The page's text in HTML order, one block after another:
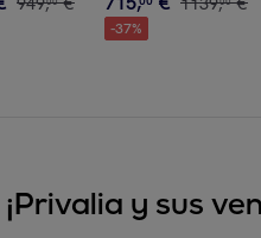
-37%
¡Privalia y sus